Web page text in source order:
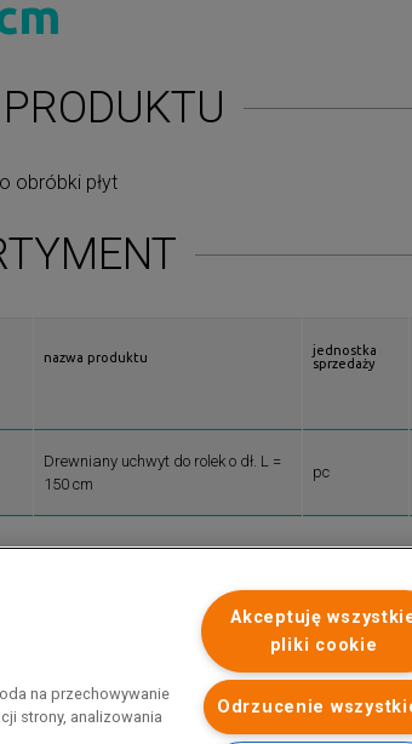
obróbki płyt
nazwa produktu
jednostka
sprzedaży
Drewniany uchwyt do rolek o dł. L =
150 cm
pc
w 2023 r.”. Przedsiębiorca uzyskał
energochłonnych związana z nagłymi
na przechowywanie
strony, analizowania
Akceptuję
pliki cookie
Odrzucenie